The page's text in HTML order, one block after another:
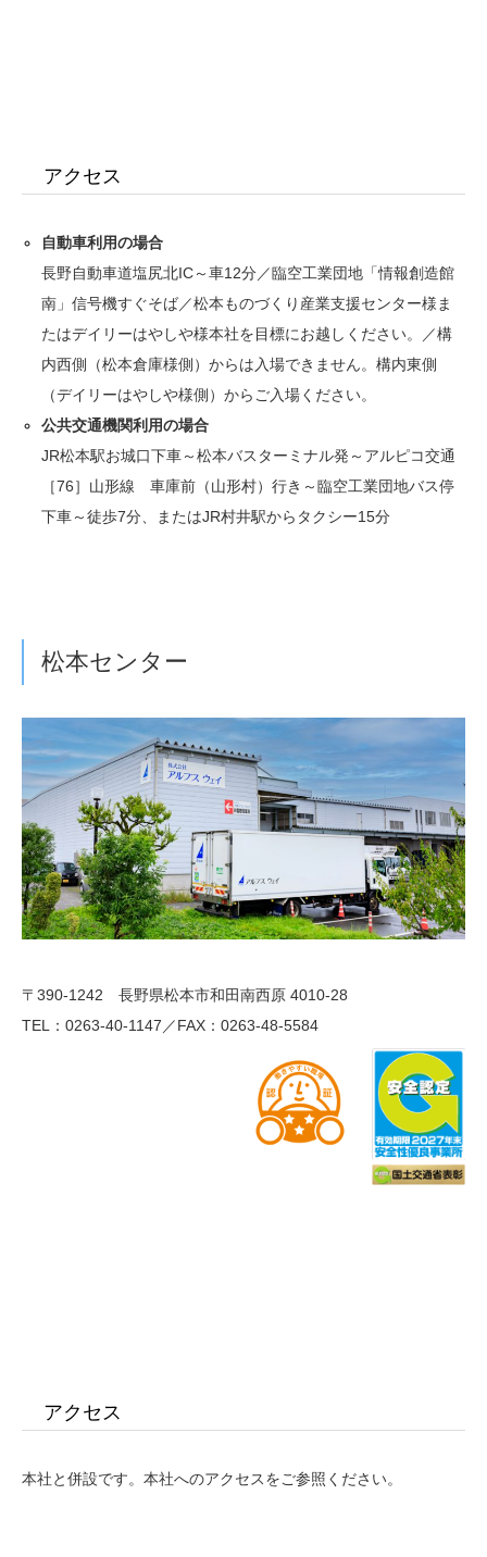
アクセス
自動車利用の場合
長野自動車道塩尻北IC～車12分／臨空工業団地「情報創造館
南」信号機すぐそば／松本ものづくり産業支援センター様ま
たはデイリーはやしや様本社を目標にお越しください。／構
内西側（松本倉庫様側）からは入場できません。構内東側
（デイリーはやしや様側）からご入場ください。
公共交通機関利用の場合
JR松本駅お城口下車～松本バスターミナル発～アルピコ交通
［76］山形線 車庫前（山形村）行き～臨空工業団地バス停
下車～徒歩7分、またはJR村井駅からタクシー15分
松本センター
〒390-1242 長野県松本市和田南西原 4010-28
TEL：0263-40-1147／FAX：0263-48-5584
アクセス
本社と併設です。本社へのアクセスをご参照ください。